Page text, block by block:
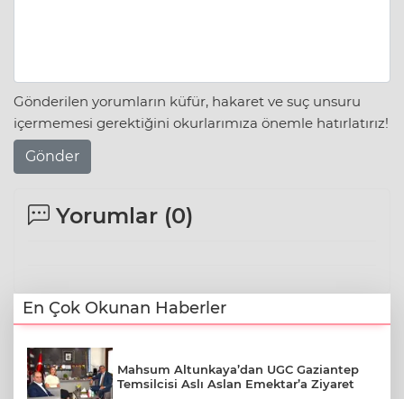
Gönderilen yorumların küfür, hakaret ve suç unsuru
içermemesi gerektiğini okurlarımıza önemle hatırlatırız!
Gönder
Yorumlar (0)
En Çok Okunan Haberler
Mahsum Altunkaya’dan UGC Gaziantep
Temsilcisi Aslı Aslan Emektar’a Ziyaret